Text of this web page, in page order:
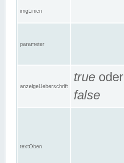
imgLinien
parameter
anzeigeUeberschrift
true oder
false
textOben